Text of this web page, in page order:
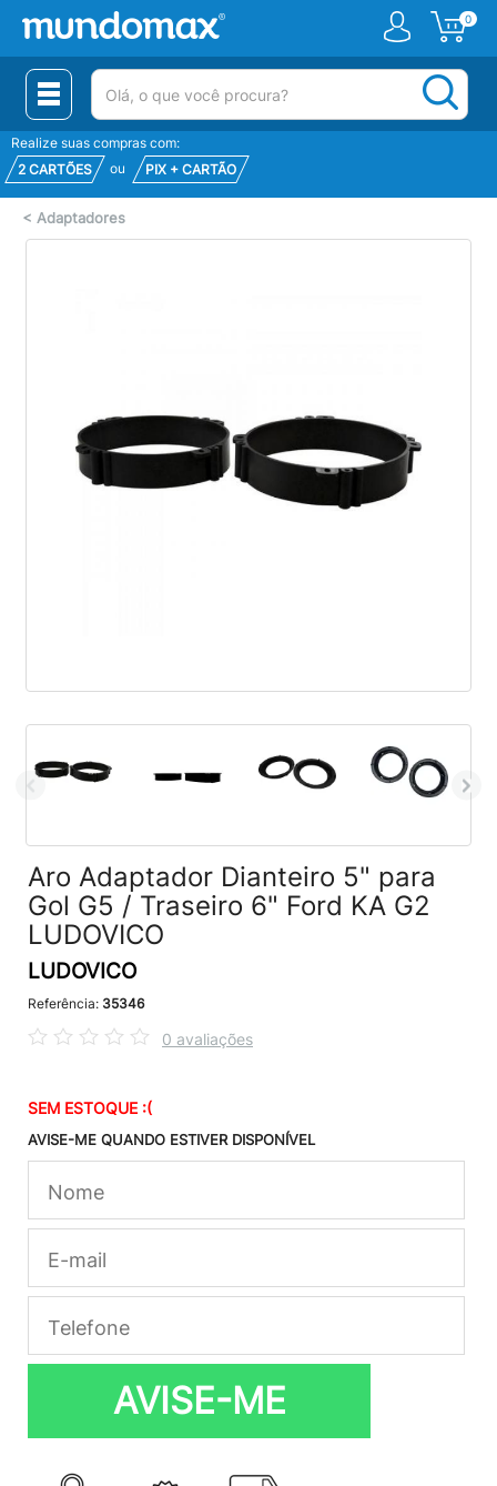
0
(pesquisar)
Realize suas compras com:
2 CARTÕES
ou PIX + CARTÃO
< Adaptadores
Aro Adaptador Dianteiro 5" para
Gol G5 / Traseiro 6" Ford KA G2
LUDOVICO
LUDOVICO
Referência: 35346
0 avaliações
SEM ESTOQUE :(
AVISE-ME QUANDO ESTIVER DISPONÍVEL
AVISE-ME